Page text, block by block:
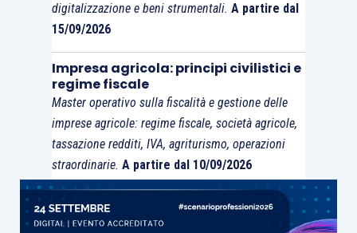
digitalizzazione e beni strumentali. A partire dal
15/09/2026
Impresa agricola: principi civilistici e
regime fiscale
Master operativo sulla fiscalità e gestione delle
imprese agricole: regime fiscale, società agricole,
tassazione redditi, IVA, agriturismo, operazioni
straordinarie. A partire dal 10/09/2026